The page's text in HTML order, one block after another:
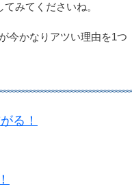
みてくださいね。
今かなりアツい理由を1つ
る！